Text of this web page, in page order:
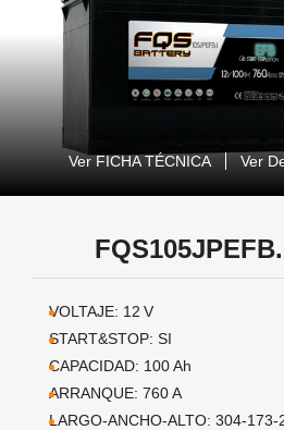
Ver FICHA TÉCNICA Ver
VOLTAJE: 12 V
START&STOP: SI
CAPACIDAD: 100Ah
ARRANQUE: 760A
LARGO-ANCHO-ALTO: 304-173-